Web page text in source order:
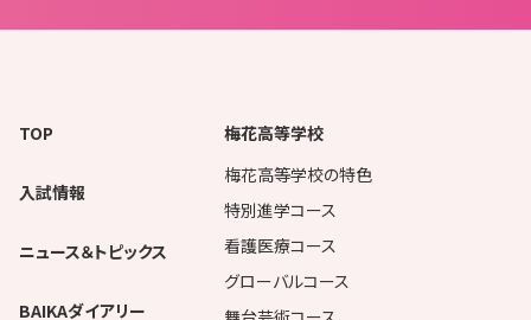
TOP
入試情報
ニュース＆トピックス
BAIKAダイアリー
梅花高等学校
梅花高等学校の特色
特別進学コース
看護医療コース
グローバルコース